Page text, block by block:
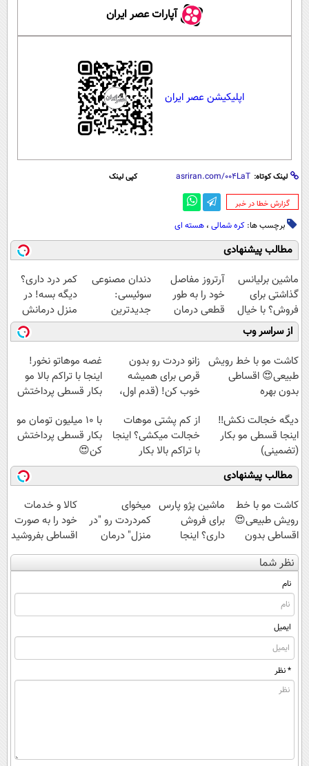
آپارات عصر ایران
اپلیکیشن عصر ایران
لینک کوتاه: کپی لینک
‌گزارش خطا در خبر
برچسب ها: کره شمالی ، هسته ای
مطالب پیشنهادی
ماشین برلیانس
گذاشتی برای
فروش؟ با خیال
راحت بفروش
آرتروز مفاصل
خود را به طور
قطعی درمان
کنید!
◗پرسش‌نامه◖
دندان مصنوعی
سوئیسی:
جدیدترین
فناوری اروپا،
سبک و مقاوم |
پرداخت قسطی
کمر درد داری؟
دیگه بسه! در
منزل درمانش
کن
(◀پرسش‌نامه)
از سراسر وب
کاشت مو با خط رویش
طبیعی😍 اقساطی
بدون بهره
زانو دردت رو بدون
قرص برای همیشه
خوب کن! (قدم اول،
غصه موهاتو نخور!
اینجا با تراکم بالا مو
بکار قسطی پرداختش
دیگه خجالت نکش‼️
اینجا قسطی مو بکار
(تضمینی)
از کم پشتی موهات
خجالت میکشی؟ اینجا
با تراکم بالا بکار
با 10 میلیون تومان مو
بکار قسطی پرداختش
کن😍
مطالب پیشنهادی
کاشت مو با خط
رویش طبیعی😍
اقساطی بدون
بهره
ماشین پژو پارس
برای فروش
داری؟ اینجا
سریع بفروشش
میخوای
کمردردت رو "در
منزل" درمان
کنی؟ (◂فیلم +
◂پرسش‌نامه)
کالا و خدمات
خود را به صورت
اقساطی بفروشید
نظر شما
نام
ایمیل
* نظر